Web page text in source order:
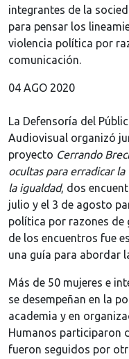
integrantes de la
para pensar los
violencia política por
comunicación.
04 AGO 2020
La Defensoría del
Audiovisual organizó
proyecto Cerrando
ocultas para erradicar
la igualdad, dos
julio y el 3 de agosto
política por razones de
de los encuentros fue
una guía para abordar
Más de 50 mujeres e
se desempeñan en la
academia y en
Humanos participaron
fueron seguidos por